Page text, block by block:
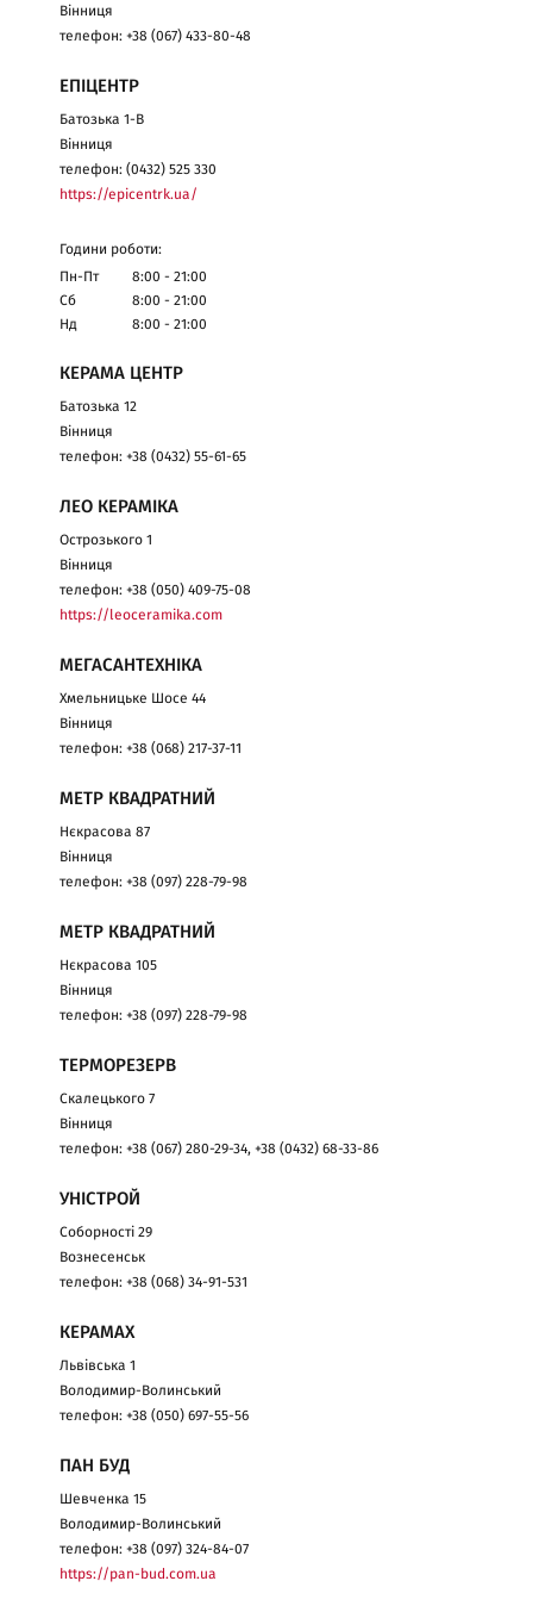
Вінниця
телефон: +38 (067) 433-80-48
ЕПІЦЕНТР
Батозька 1-В
Вінниця
телефон: (0432) 525 330
https://epicentrk.ua/
Години роботи:
Пн-Пт
8:00 - 21:00
Сб
8:00 - 21:00
Нд
8:00 - 21:00
КЕРАМА ЦЕНТР
Батозька 12
Вінниця
телефон: +38 (0432) 55-61-65
ЛЕО КЕРАМІКА
Острозького 1
Вінниця
телефон: +38 (050) 409-75-08
https://leoceramika.com
МЕГАСАНТЕХНІКА
Хмельницьке Шосе 44
Вінниця
телефон: +38 (068) 217-37-11
МЕТР КВАДРАТНИЙ
Нєкрасова 87
Вінниця
телефон: +38 (097) 228-79-98
МЕТР КВАДРАТНИЙ
Нєкрасова 105
Вінниця
телефон: +38 (097) 228-79-98
ТЕРМОРЕЗЕРВ
Скалецького 7
Вінниця
телефон: +38 (067) 280-29-34, +38 (0432) 68-33-86
УНІСТРОЙ
Соборності 29
Вознесенськ
телефон: +38 (068) 34-91-531
КЕРАМАХ
Львівська 1
Володимир-Волинський
телефон: +38 (050) 697-55-56
ПАН БУД
Шевченка 15
Володимир-Волинський
телефон: +38 (097) 324-84-07
https://pan-bud.com.ua